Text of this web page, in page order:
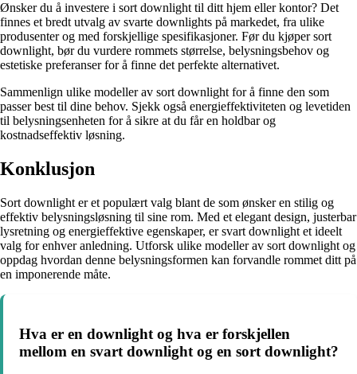
Ønsker du å investere i sort downlight til ditt hjem eller kontor? Det
finnes et bredt utvalg av svarte downlights på markedet, fra ulike
produsenter og med forskjellige spesifikasjoner. Før du kjøper sort
downlight, bør du vurdere rommets størrelse, belysningsbehov og
estetiske preferanser for å finne det perfekte alternativet.
Sammenlign ulike modeller av sort downlight for å finne den som
passer best til dine behov. Sjekk også energieffektiviteten og levetiden
til belysningsenheten for å sikre at du får en holdbar og
kostnadseffektiv løsning.
Konklusjon
Sort downlight er et populært valg blant de som ønsker en stilig og
effektiv belysningsløsning til sine rom. Med et elegant design, justerbar
lysretning og energieffektive egenskaper, er svart downlight et ideelt
valg for enhver anledning. Utforsk ulike modeller av sort downlight og
oppdag hvordan denne belysningsformen kan forvandle rommet ditt på
en imponerende måte.
Hva er en downlight og hva er forskjellen
mellom en svart downlight og en sort downlight?